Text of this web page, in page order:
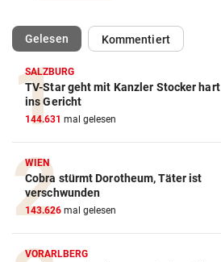
Gelesen(ausgewählt)Kommentiert
SALZBURG
TV-Star geht mit Kanzler Stocker hart
ins Gericht
144.631 mal gelesen
WIEN
Cobra stürmt Dorotheum, Täter ist
verschwunden
143.626 mal gelesen
VORARLBERG